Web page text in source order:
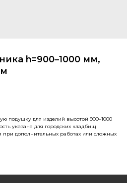
h=900–1000 мм,
подушку для изделий высотой 900–1000
указана для городских кладбищ
при дополнительных работах или сложных